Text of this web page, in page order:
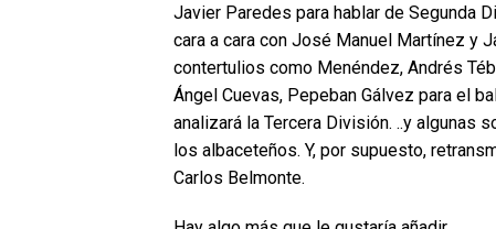
Javier Paredes para hablar de Segunda
cara a cara con José Manuel Martínez y
contertulios como Menéndez, Andrés
Ángel Cuevas, Pepeban Gálvez para el
analizará la Tercera División. ..y algunas
los albaceteños. Y, por supuesto,
Carlos Belmonte.